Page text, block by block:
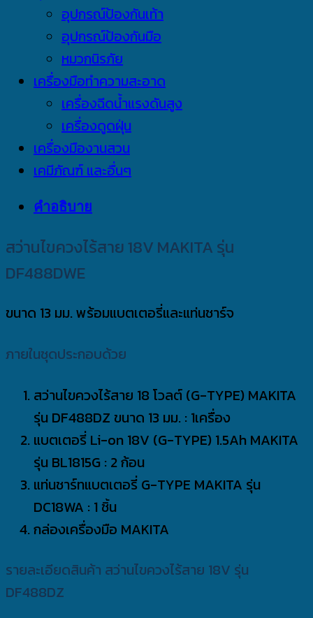
อุปกรณ์ป้องกันเท้า
อุปกรณ์ป้องกันมือ
หมวกนิรภัย
เครื่องมือทำความสะอาด
เครื่องฉีดน้ำแรงดันสูง
เครื่องดูดฝุ่น
เครื่องมืองานสวน
เคมีภัณฑ์ และอื่นๆ
คำอธิบาย
สว่านไขควงไร้สาย 18V MAKITA รุ่น
DF488DWE
ขนาด 13 มม. พร้อมแบตเตอรี่และแท่นชาร์จ
ภายในชุดประกอบด้วย
สว่านไขควงไร้สาย 18 โวลต์ (G-TYPE) MAKITA
รุ่น DF488DZ ขนาด 13 มม. : 1เครื่อง
แบตเตอรี่ Li-on 18V (G-TYPE) 1.5Ah MAKITA
รุ่น BL1815G : 2 ก้อน
แท่นชาร์ทแบตเตอรี่ G-TYPE MAKITA รุ่น
DC18WA : 1 ชิ้น
กล่องเครื่องมือ MAKITA
รายละเอียดสินค้า สว่านไขควงไร้สาย 18V รุ่น
DF488DZ